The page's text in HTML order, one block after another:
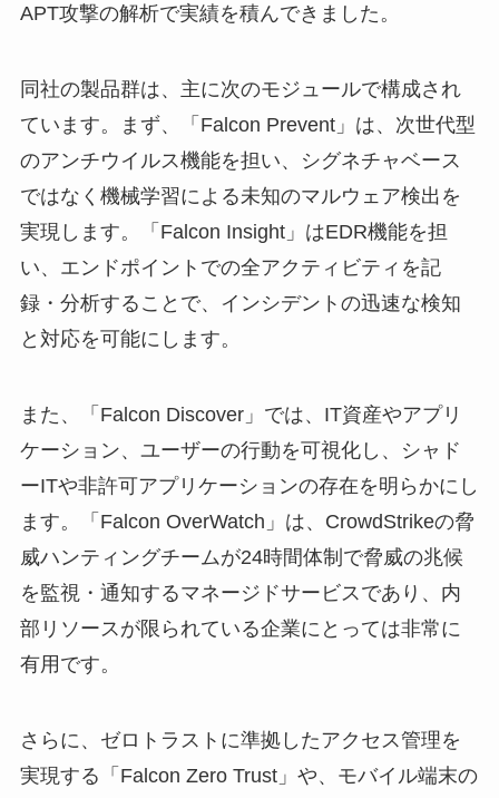
APT攻撃の解析で実績を積んできました。
同社の製品群は、主に次のモジュールで構成され
ています。まず、「Falcon Prevent」は、次世代型
のアンチウイルス機能を担い、シグネチャベース
ではなく機械学習による未知のマルウェア検出を
実現します。「Falcon Insight」はEDR機能を担
い、エンドポイントでの全アクティビティを記
録・分析することで、インシデントの迅速な検知
と対応を可能にします。
また、「Falcon Discover」では、IT資産やアプリ
ケーション、ユーザーの行動を可視化し、シャド
ーITや非許可アプリケーションの存在を明らかにし
ます。「Falcon OverWatch」は、CrowdStrikeの脅
威ハンティングチームが24時間体制で脅威の兆候
を監視・通知するマネージドサービスであり、内
部リソースが限られている企業にとっては非常に
有用です。
さらに、ゼロトラストに準拠したアクセス管理を
実現する「Falcon Zero Trust」や、モバイル端末の